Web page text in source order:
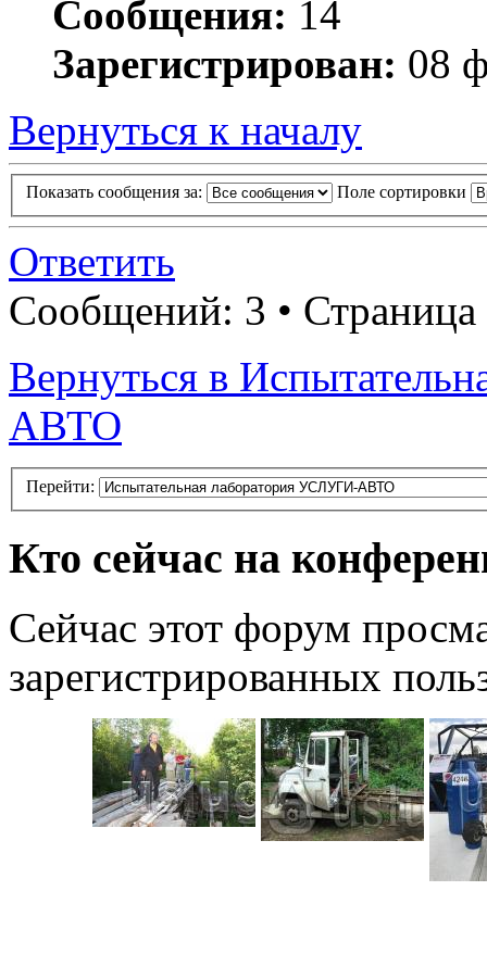
Сообщения: 14
Зарегистрирован: 08
Вернуться к началу
Показать сообщения за: Поле сортировки
Ответить
Сообщений: 3 • Страница
Вернуться в
АВТО
Перейти:
Кто сейчас на
Сейчас этот форум
зарегистрированных